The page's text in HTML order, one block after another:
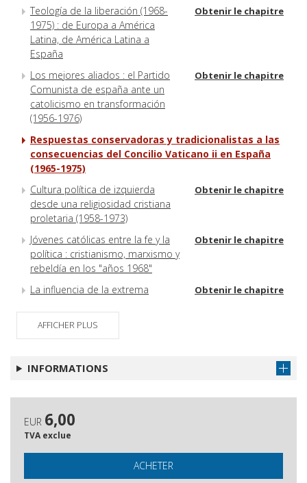
Teología de la liberación (1968-
1975) : de Europa a América
Latina, de América Latina a
España
Obtenir le chapitre
Los mejores aliados : el Partido
Comunista de españa ante un
catolicismo en transformación
(1956-1976)
Obtenir le chapitre
Respuestas conservadoras y tradicionalistas a las
consecuencias del Concilio Vaticano ii en España
(1965-1975)
Cultura política de izquierda
desde una religiosidad cristiana
proletaria (1958-1973)
Obtenir le chapitre
Jóvenes católicas entre la fe y la
política : cristianismo, marxismo y
rebeldía en los "años 1968"
Obtenir le chapitre
La influencia de la extrema
Obtenir le chapitre
Curas obreros en España, imagen
y reflejo de Europa
García-Nieto
Obtenir le chapitre
Hacia un nuevo compromiso :
cristianismo y rebeldía en
Cataluña en torno al 68.
Obtenir le chapitre
católica e izquierda en la Galicia
AFFICHER PLUS
INFORMATIONS
EUR 6,00
TVA exclue
ACHETER